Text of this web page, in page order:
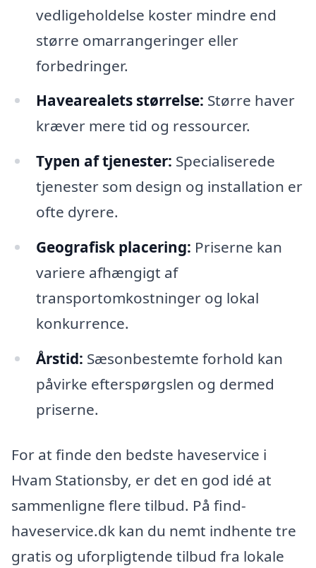
vedligeholdelse koster mindre end
større omarrangeringer eller
forbedringer.
Havearealets størrelse: Større haver
kræver mere tid og ressourcer.
Typen af tjenester: Specialiserede
tjenester som design og installation er
ofte dyrere.
Geografisk placering: Priserne kan
variere afhængigt af
transportomkostninger og lokal
konkurrence.
Årstid: Sæsonbestemte forhold kan
påvirke efterspørgslen og dermed
priserne.
For at finde den bedste haveservice i
Hvam Stationsby, er det en god idé at
sammenligne flere tilbud. På find-
haveservice.dk kan du nemt indhente tre
gratis og uforpligtende tilbud fra lokale